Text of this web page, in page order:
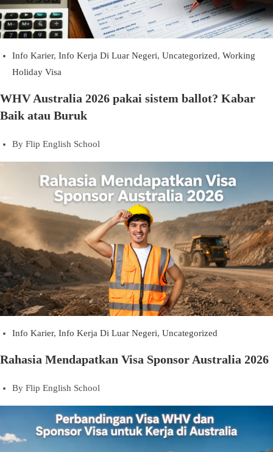
Info Karier, Info Kerja Di Luar Negeri, Uncategorized, Working
Holiday Visa
WHV Australia 2026 pakai sistem ballot? Kabar
Baik atau Buruk
By Flip English School
Info Karier, Info Kerja Di Luar Negeri, Uncategorized
Rahasia Mendapatkan Visa Sponsor Australia 2026
By Flip English School